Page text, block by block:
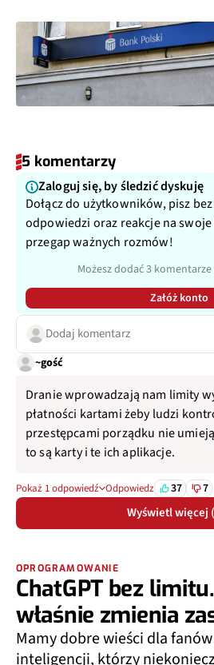
5 komentarzy
Zaloguj się, by śledzić dyskuję
Dołącz do użytkowników, pisz
odpowiedzi oraz reakcje na
przegap ważnych rozmów!
Możesz dodać 3
Załóż konto
Dodaj komentarz
~gość
Dranie wprowadzają nam limity
płatności kartami żeby ludzi
przestępcami porządku nie
to są karty i te ich aplikacje.
Pokaż 1 odpowiedź Odpowiedz 37 7
Wyświetl więcej
OPROGRAMOWANIE
ChatGPT bez
właśnie zmienia
Mamy dobre wieści dla
inteligencji, którzy